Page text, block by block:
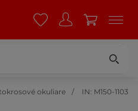
okuliare IN: M150-1103